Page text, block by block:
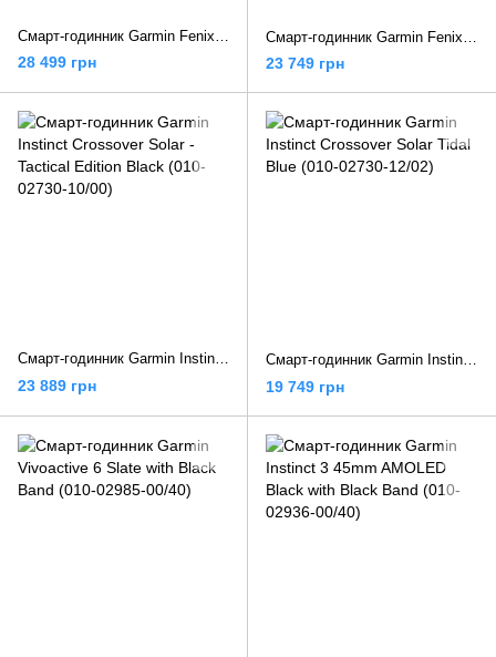
28 499 грн 23 749 грн
Смарт-годинник Garmin Instinct Crossover Solar - Tactical Edition Black (010-02730-10/00)
23 889 грн
Смарт-годинник Garmin Instinct Crossover Solar Tidal Blue (010-02730-12/02)
19 749 грн